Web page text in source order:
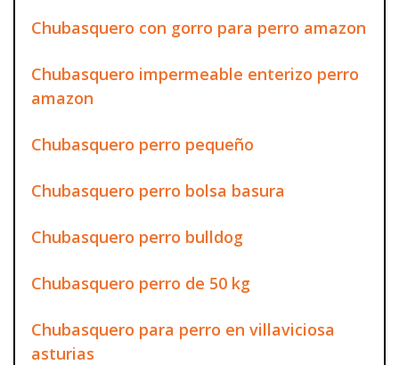
Chubasquero con gorro para perro amazon
Chubasquero impermeable enterizo perro
amazon
Chubasquero perro pequeño
Chubasquero perro bolsa basura
Chubasquero perro bulldog
Chubasquero perro de 50 kg
Chubasquero para perro en villaviciosa
asturias